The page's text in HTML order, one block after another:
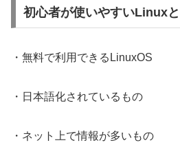
初心者が使いやすいLinuxと
・無料で利用できるLinuxOS
・日本語化されているもの
・ネット上で情報が多いもの